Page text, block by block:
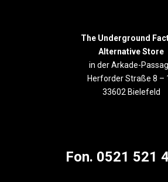
The Underground
Alternative Store
in der Arkade-
Herforder Straße 8 –
33602 Bielefeld
Fon. 0521 521